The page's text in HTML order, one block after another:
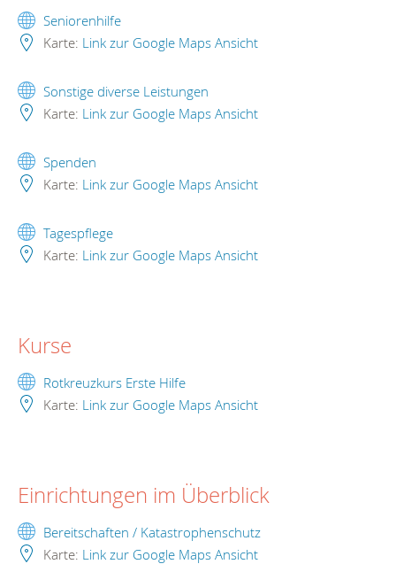
Seniorenhilfe
Karte: Link zur Google Maps Ansicht
Sonstige diverse Leistungen
Karte: Link zur Google Maps Ansicht
Spenden
Karte: Link zur Google Maps Ansicht
Tagespflege
Karte: Link zur Google Maps Ansicht
Kurse
Rotkreuzkurs Erste Hilfe
Karte: Link zur Google Maps Ansicht
Einrichtungen im Überblick
Bereitschaften / Katastrophenschutz
Karte: Link zur Google Maps Ansicht